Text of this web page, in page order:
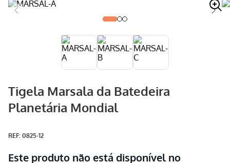
Tigela Marsala da Batedeira
Planetária Mondial
: 0825-12
Este produto não está disponível no
2 º Air Fryer
Assistencia Tecnica
Liquidificador
7 º Panificadora
9º Aspirador
10 Multiprocessador